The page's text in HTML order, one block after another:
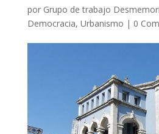
por Grupo de trabajo
Democracia, Urbanismo | 0